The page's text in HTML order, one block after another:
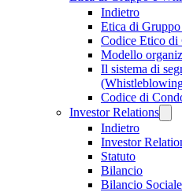
Indietro
Etica di
Codice Etico di
Modello
Il sistema di
Codice di
Investor Relations
Indietro
Investor
Statuto
Bilancio
Bilancio